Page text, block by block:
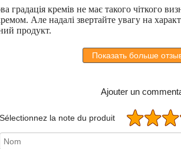
градація кремів не має такого чіткого
Але надалі звертайте увагу на
продукт.
Показать больше
Ajouter un
Sélectionnez la note du produit